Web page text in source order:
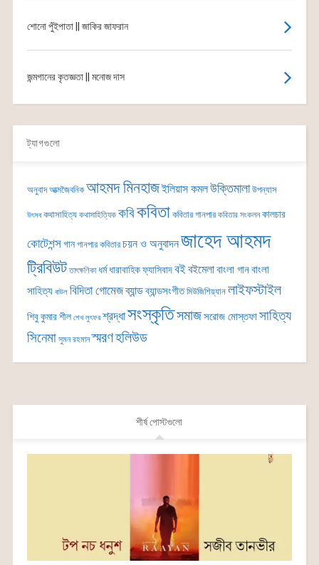
শোনো পুঁইপাতা || জাকির জাফরান
জন্মগানের কৃতজ্ঞতা || মনোজ দাস
ট্যাগগুলো
অনুবাদ আত্মজৈবনিক আহমদ মিনহাজইলিয়াস কমলউক্তিমালা উপন্যাস
উৎসব কথাসাহিত্য কথাসাহিত্যিক কবিকবিতা কবিতার গানপার কবিতার সংকলন কালচার
কোটেশন্সগান গানপার কবিতার চয়ন ও অনুবাদনজাহেদ আহমদ
ট্রিবিউট তাৎক্ষণিকা ধর্ম ধারাবাহিকফ্যাসিবাদবইবইমেলাবাংলা গানবাংলা
সাহিত্য বাউল বিদিতা গোমেজব্যান্ডব্যান্ডসংগীত মিউজিশিয়্যান লাইফস্টাইল
শিবু কুমার শীল শেখ লুৎফর শ্রদ্ধাসংস্কৃতিসমাজসরোজ মোস্তফাসাহিত্য
সিনেমা সুমন রহমান স্মরণহলিউড
শীর্ষ পোস্টগুলো